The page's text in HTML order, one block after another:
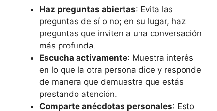
Haz preguntas abiertas: Evita las
preguntas de sí o no; en su lugar, haz
preguntas que inviten a una conversación
más profunda.
Escucha activamente: Muestra interés
en lo que la otra persona dice y responde
de manera que demuestre que estás
prestando atención.
Comparte anécdotas personales: Esto